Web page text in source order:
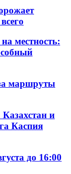
местность:
маршруты
и
Каспия
до 16:00